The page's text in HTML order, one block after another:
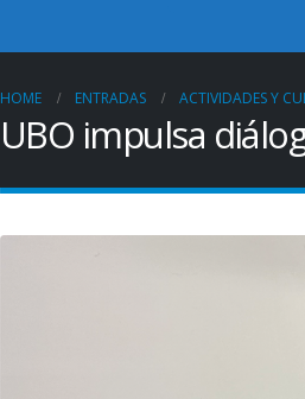
HOME ENTRADAS ACTIVIDADES Y
UBO impulsa